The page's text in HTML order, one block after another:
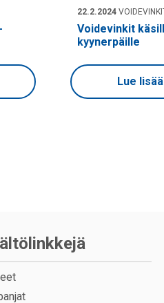
22.2.2024
Voidevinkit
kyynerpäille
Lue lisää